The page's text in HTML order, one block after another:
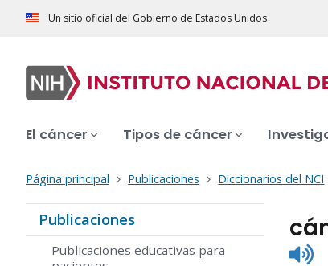
Un sitio oficial del Gobierno de Estados Unidos
El cáncer Tipos de cáncer
Página principal Publicaciones Diccionarios del NCI
Publicaciones
Publicaciones educativas para